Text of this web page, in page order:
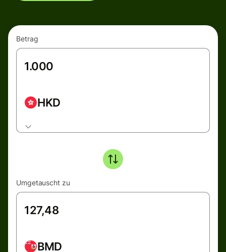
Betrag
HKD
Umgetauscht zu
BMD